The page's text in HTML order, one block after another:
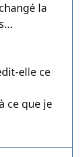
la
elle ce
ce que je